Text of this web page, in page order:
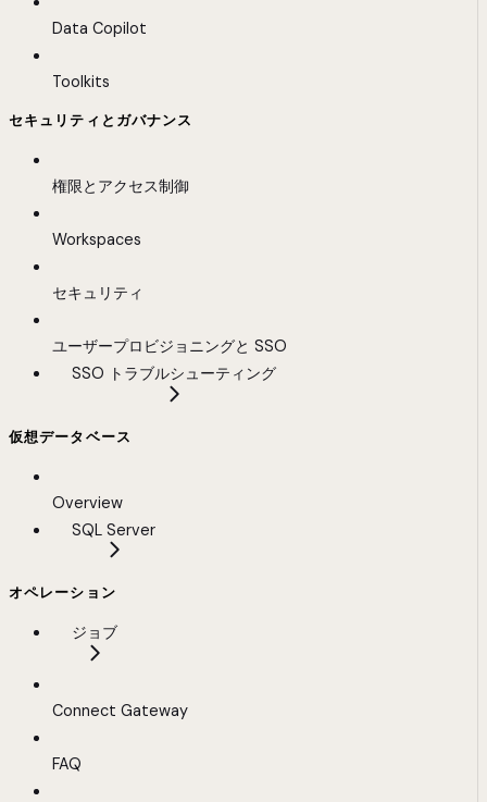
Data Copilot
Toolkits
セキュリティとガバナンス
権限とアクセス制御
Workspaces
セキュリティ
ユーザープロビジョニングと SSO
SSO トラブルシューティング
仮想データベース
Overview
SQL Server
オペレーション
ジョブ
Connect Gateway
FAQ